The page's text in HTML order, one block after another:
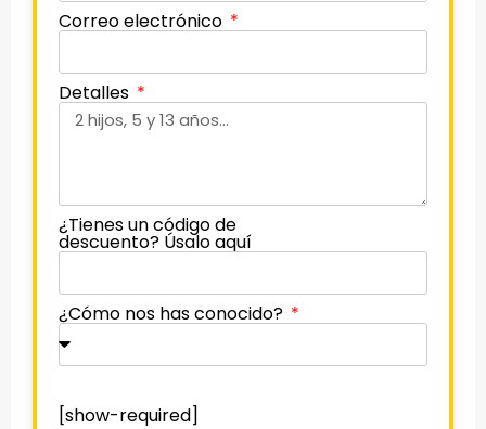
Correo electrónico
Detalles
¿Tienes un código de
descuento? Úsalo aquí
¿Cómo nos has conocido?
[show-required]